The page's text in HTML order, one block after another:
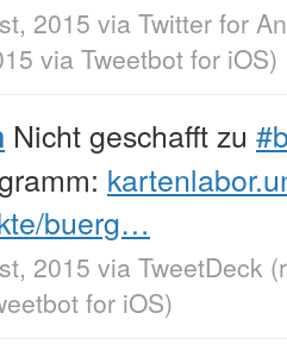
2015 via Twitter for
via Tweetbot for iΟS)
Nicht geschafft zu
buerg…
2015 via TweetDeck
for iΟS)